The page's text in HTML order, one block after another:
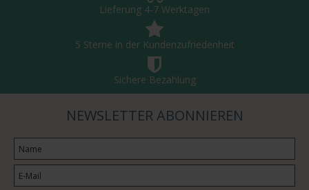
Lieferung 4-7 Werktagen
5 Sterne in der Kundenzufriedenheit
Sichere Bezahlung
NEWSLETTER ABONNIEREN